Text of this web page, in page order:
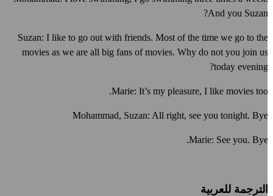
And you Suzan?
Suzan: I like to go out with friends. Most of the time we go to the
movies as we are all big fans of movies. Why do not you join us
today evening?
Marie: It’s my pleasure, I like movies too.
Mohammad, Suzan: All right, see you tonight. Bye
Marie: See you. Bye.
الترجمة للعربية